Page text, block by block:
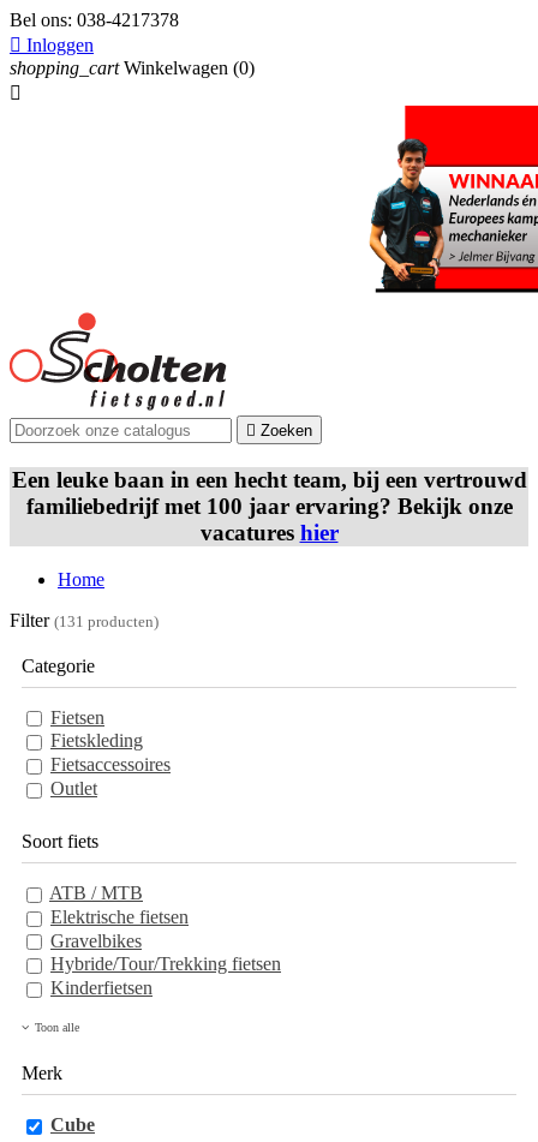
Bel ons: 038-4217378
 Inloggen
shopping_cart Winkelwagen (0)

 Zoeken
Een leuke baan in een hecht team, bij een vertrouwd
familiebedrijf met 100 jaar ervaring? Bekijk onze
vacatures hier
Home
Filter (131 producten)
Categorie
Fietsen
Fietskleding
Fietsaccessoires
Outlet
Soort fiets
ATB / MTB
Elektrische fietsen
Gravelbikes
Hybride/Tour/Trekking fietsen
Kinderfietsen
Toon alle
Merk
Cube